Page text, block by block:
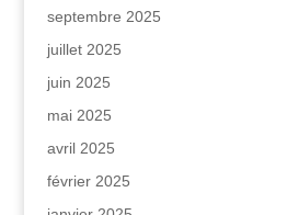
septembre 2025
juillet 2025
juin 2025
mai 2025
avril 2025
février 2025